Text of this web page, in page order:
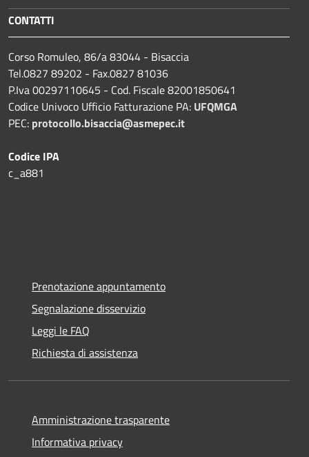
CONTATTI
Corso Romuleo, 86/a 83044 - Bisaccia
Tel.0827 89202 - Fax.0827 81036
P.Iva 00297110645 - Cod. Fiscale 82001850641
Codice Univoco Ufficio Fatturazione PA: UFQMGA
PEC: protocollo.bisaccia@asmepec.it
Codice IPA
c_a881
Prenotazione appuntamento
Segnalazione disservizio
Leggi le FAQ
Richiesta di assistenza
Amministrazione trasparente
Informativa privacy